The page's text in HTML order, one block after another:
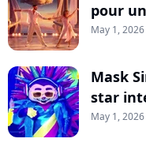
pour
May 1, 2026
Mask
star
May 1, 2026